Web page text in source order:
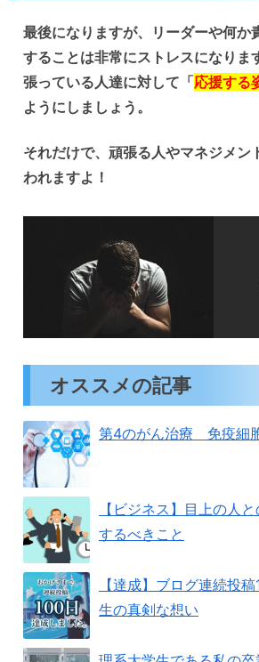
最後になりますが、リーダーや何か
することは非常にストレスになりま
張っている人達に対して「応援する
ようにしましょう。
それだけで、頑張る人やマネジメン
われますよ！
オススメの記事
第4のがん治療 免疫細
【ビジネス】目上の人
するべきこと
【達成】ブログ連続投
生の真剣な想い